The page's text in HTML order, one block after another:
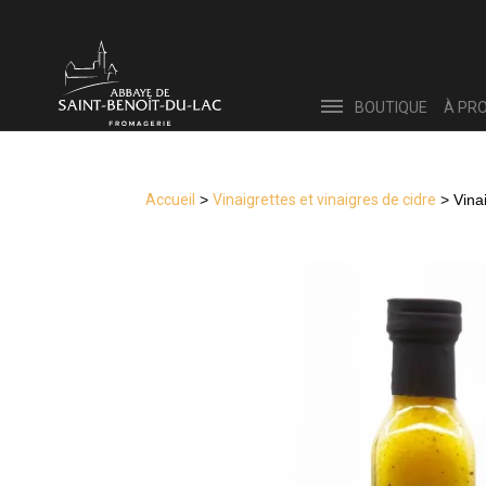
BOUTIQUE À
Accueil >Vinaigrettes et vinaigres de cidre >